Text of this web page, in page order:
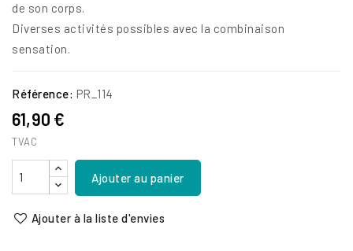
de son corps.
Diverses activités possibles avec la combinaison
sensation.
Référence: PR_114
61,90 €
TVAC
Ajouter au panier
Ajouter à la liste d'envies